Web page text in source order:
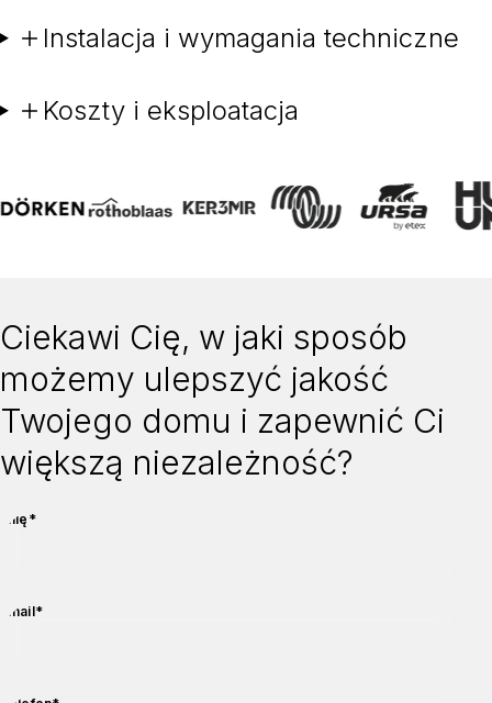
Instalacja i wymagania techniczne
Koszty i eksploatacja
Ciekawi Cię, w jaki sposób
możemy ulepszyć jakość
Twojego domu i zapewnić Ci
większą niezależność?
Imię *
wymagane
Email*
wymagane